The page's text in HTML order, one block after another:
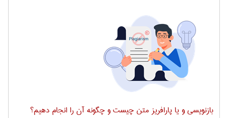
بازنویسی و یا پارافریز متن چیست و چگونه آن را انجام دهیم؟